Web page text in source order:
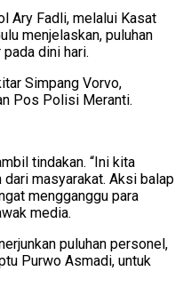
Ary Fadli, melalui Kasat
menjelaskan, puluhan
dini hari.
Simpang Vorvo,
Pos Polisi Meranti.
tindakan. “Ini kita
dari masyarakat. Aksi balap
mengganggu para
media.
puluhan personel,
Purwo Asmadi, untuk